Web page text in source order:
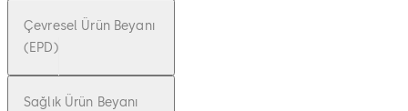
Çevresel Ürün Beyanı
(EPD)
Sağlık Ürün Beyanı